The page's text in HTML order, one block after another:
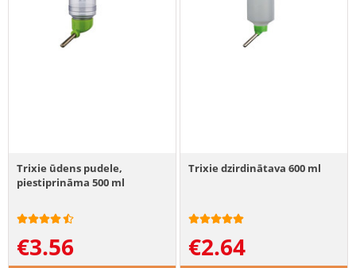
Trixie ūdens pudele,
piestiprināma 500 ml
€3.56
Trixie dzirdinātava 600 ml
€2.64